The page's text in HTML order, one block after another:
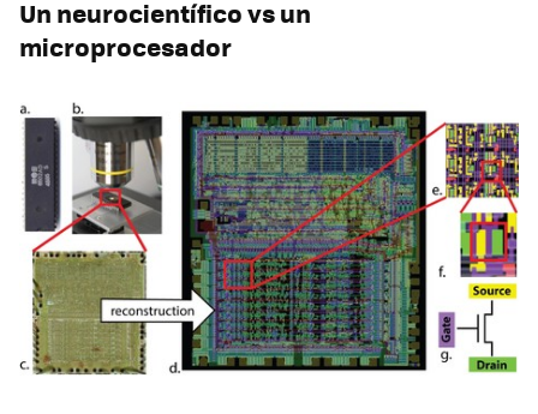
Un neurocientífico vs un
microprocesador